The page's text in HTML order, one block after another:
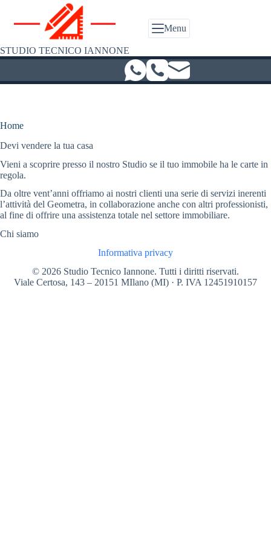
contenuto
STUDIO TECNICO IANNONE
Menu
Home
Devi vendere la tua casa
Vieni a scoprire presso il nostro Studio se il tuo immobile ha le carte in
regola.
Da oltre vent’anni offriamo ai nostri clienti una serie di servizi inerenti
l’attività del Geometra, in collaborazione anche con altri professionisti,
al fine di offrire una assistenza totale nel settore immobiliare.
Chi siamo
Informativa privacy
© 2026 Studio Tecnico Iannone. Tutti i diritti riservati.
Viale Certosa, 143 – 20151 MIlano (MI) · P. IVA 12451910157